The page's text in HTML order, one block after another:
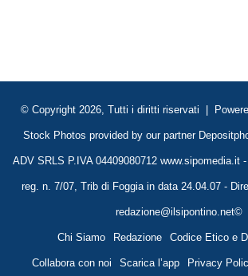
© Copyright 2026, Tutti i diritti riservati |
Stock Photos provided by our partner
ADV SRLS P.IVA 04409080712 www.sipomedia.it
reg. n. 7/07, Trib di Foggia in data 24.04.07 -
redazione@ilsipontino.net©
Chi Siamo Redazione Codice Etico e
Collabora con noi Scarica l’app Privacy